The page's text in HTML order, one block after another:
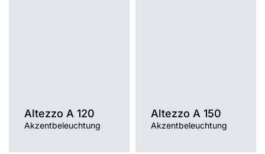
Altezzo A 120
Akzentbeleuchtung
Altezzo A 150
Akzentbeleuchtung